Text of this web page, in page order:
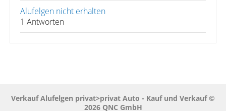
Alufelgen nicht erhalten
1 Antworten
Verkauf Alufelgen privat>privat Auto - Kauf und Verkauf ©
2026 QNC GmbH